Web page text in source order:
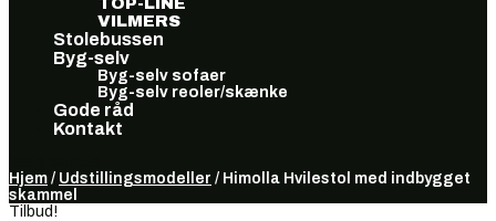
VILMERS
Stolebussen
Byg-selv
Byg-selv sofaer
Byg-selv reoler/skænke
Gode råd
Kontakt
Hjem / Udstillingsmodeller / Himolla Hvilestol med indbygget
skammel
Tilbud!